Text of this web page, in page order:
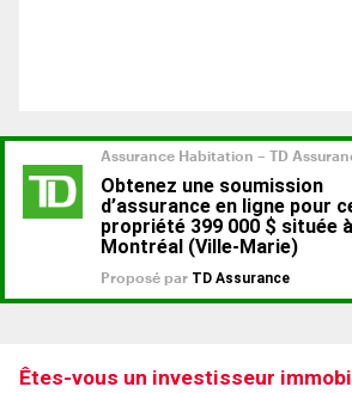
Êtes-vous un investisseur